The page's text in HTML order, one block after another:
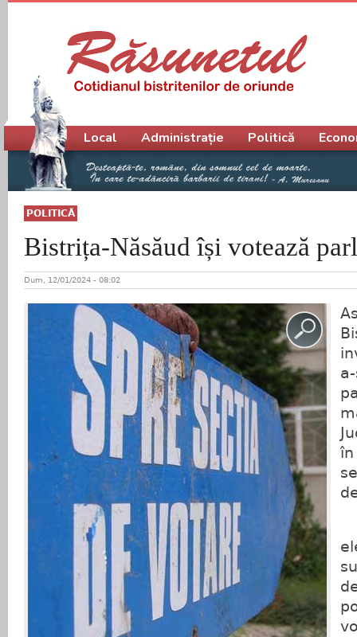
POLITICĂ
Bistrița-Năsăud își votează
Dum, 12/01/2024 - 08:02
în
Meniu principal
Local Administrație Politică